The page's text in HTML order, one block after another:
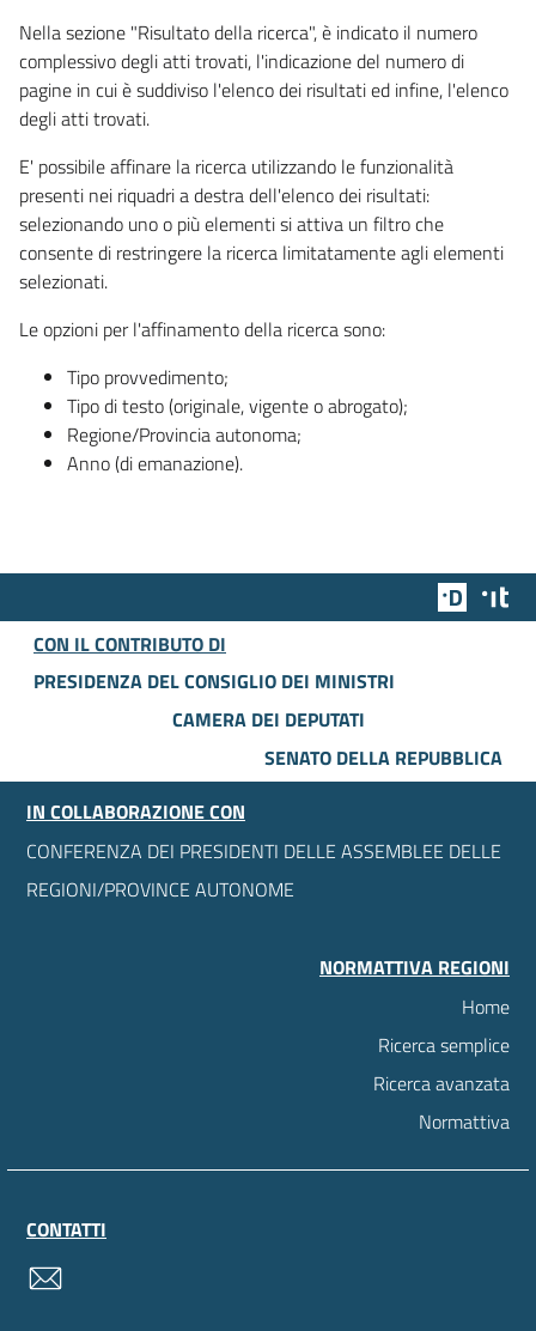
Nella sezione "Risultato della ricerca", è indicato il numero
complessivo degli atti trovati, l'indicazione del numero di
pagine in cui è suddiviso l'elenco dei risultati ed infine, l'elenco
degli atti trovati.
E' possibile affinare la ricerca utilizzando le funzionalità
presenti nei riquadri a destra dell'elenco dei risultati:
selezionando uno o più elementi si attiva un filtro che
consente di restringere la ricerca limitatamente agli elementi
selezionati.
Le opzioni per l'affinamento della ricerca sono:
Tipo provvedimento;
Tipo di testo (originale, vigente o abrogato);
Regione/Provincia autonoma;
Anno (di emanazione).
Team
CON IL CONTRIBUTO DI
PRESIDENZA DEL CONSIGLIO DEI MINISTRI
CAMERA DEI DEPUTATI
SENATO DELLA REPUBBLICA
IN COLLABORAZIONE CON
CONFERENZA DEI PRESIDENTI DELLE ASSEMBLEE DELLE
REGIONI/PROVINCE AUTONOME
NORMATTIVA REGIONI
Home
Ricerca semplice
Ricerca avanzata
Normattiva
CONTATTI